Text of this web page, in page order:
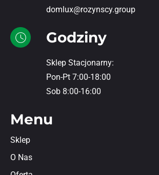
domlux@rozynscy.group
Godziny
Sklep Stacjonarny:
Pon-Pt 7:00-18:00
Sob 8:00-16:00
Menu
Sklep
O Nas